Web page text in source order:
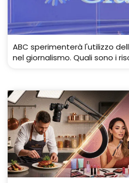
ABC sperimenterà l'utilizzo
nel giornalismo. Quali sono i